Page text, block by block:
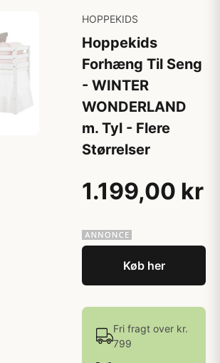
HOPPEKIDS
Hoppekids
Forhæng Til Seng
- WINTER
WONDERLAND
m. Tyl - Flere
Størrelser
1.199,00 kr
Køb her
Fri fragt over kr.
799